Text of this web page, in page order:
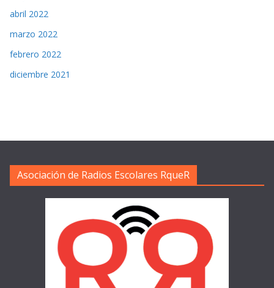
abril 2022
marzo 2022
febrero 2022
diciembre 2021
Asociación de Radios Escolares RqueR